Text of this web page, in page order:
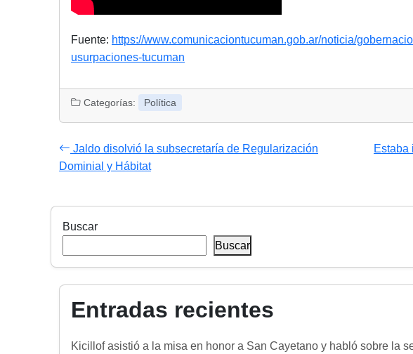
Fuente: https://www.comunicaciontucuman.gob.ar/noticia/
usurpaciones-tucuman
Categorías: Política
Jaldo disolvió la subsecretaría de Regularización
Dominial y Hábitat
Estaba
Buscar
Buscar
Entradas recientes
Kicillof asistió a la misa en honor a San Cayetano y habló sobre la